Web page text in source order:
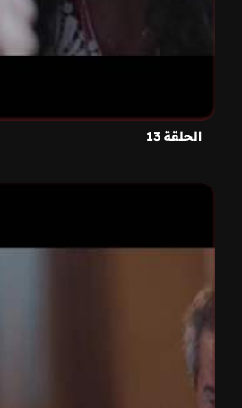
الحلقة 13